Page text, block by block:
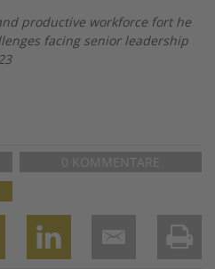
productive workforce fort he
facing senior leadership
0 KOMMENTARE